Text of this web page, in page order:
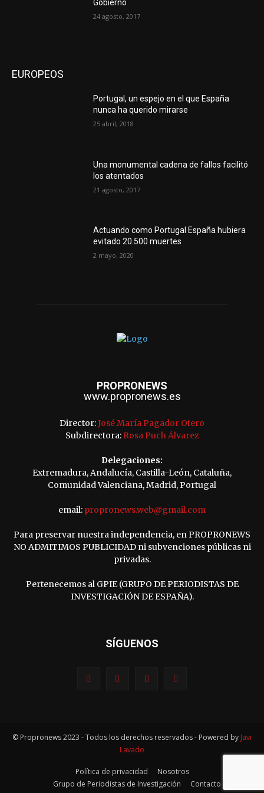
Gobierno
24 agosto, 2017
EUROPEOS
Portugal, un espejo en el que España
nunca ha querido mirarse
25 abril, 2018
Una monumental cadena de fallos facilitó
los atentados
21 agosto, 2017
Actuando como Portugal España hubiera
evitado 20.500 muertes
2 mayo, 2020
PROPRONEWS
www.propronews.es
Director:José María Pagador Otero
Subdirectora: Rosa Puch Álvarez
Delegaciones:
Extremadura, Andalucía, Castilla-León, Cataluña,
Comunidad Valenciana, Madrid, Portugal
email: propronews.web@gmail.com
Para preservar nuestra independencia, en PROPRONEWS
NO ADMITIMOS PUBLICIDAD ni subvenciones públicas ni
privadas.
Pertenecemos al GPIE (GRUPO DE PERIODISTAS DE
INVESTIGACIÓN DE ESPAÑA).
SÍGUENOS
© Propronews 2023 - Todos los derechos reservados - Powered by Javi
Lavado
Política de privacidad
Nosotros
Grupo de Periodistas de Investigación
Contacto